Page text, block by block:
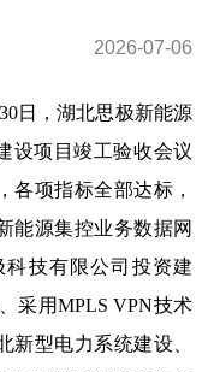
2026-07-06
日
，湖北思极新能源
设项目竣工验收会议
各项指标全部达标，
能源集控业务数据网
科技有限公司投资建
采用MPLS VPN技术
新型电力系统建设、